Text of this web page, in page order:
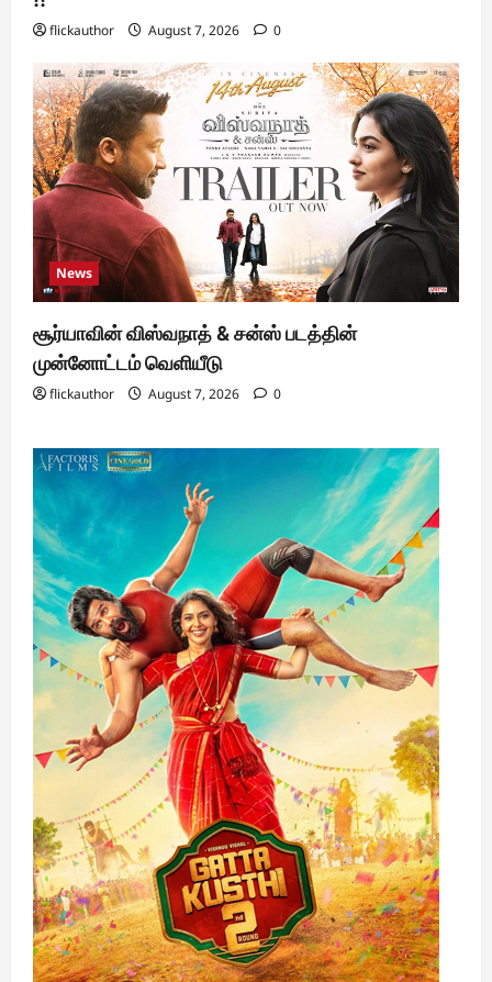
flickauthor August 7, 2026 0
News
சூர்யாவின் விஸ்வநாத் & சன்ஸ் படத்தின்
முன்னோட்டம் வெளியீடு
flickauthor August 7, 2026 0